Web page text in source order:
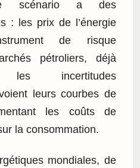
scénario a des
: les prix de l’énergie
de risque
pétroliers, déjà
incertitudes
leurs courbes de
les coûts de
la consommation.
mondiales, de